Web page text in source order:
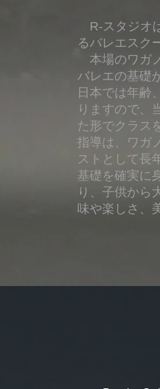
R-スタジオ
るバレエスク
本場のワガ
バレエの基礎
日本では年齢
りますので、
た形でクラス
指導は、ワガ
ストとして長
基礎を確実に
り、子供から
味や楽しさ、